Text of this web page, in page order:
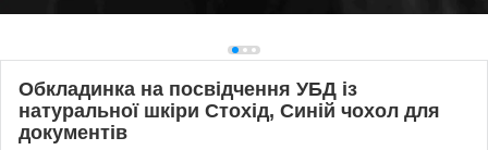
Обкладинка на посвідчення УБД із
натуральної шкіри Стохід, Синій чохол для
документів